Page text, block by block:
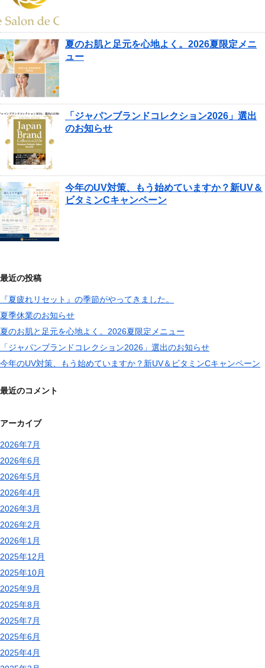
夏のお肌と足元を心地よく。2026夏限定メニ
ュー
「ジャパンブランドコレクション2026」選出
のお知らせ
今年のUV対策、もう始めていますか？新UV＆
ビタミンCキャンペーン
最近の投稿
『夏疲れリセット』の季節がやってきました。
夏季休業のお知らせ
夏のお肌と足元を心地よく。2026夏限定メニュー
「ジャパンブランドコレクション2026」選出のお知らせ
今年のUV対策、もう始めていますか？新UV＆ビタミンCキャンペーン
最近のコメント
アーカイブ
2026年7月
2026年6月
2026年5月
2026年4月
2026年3月
2026年2月
2026年1月
2025年12月
2025年10月
2025年9月
2025年8月
2025年7月
2025年6月
2025年4月